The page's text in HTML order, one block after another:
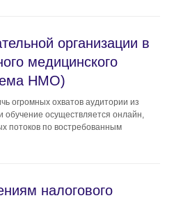
организации в
медицинского
НМО)
огромных охватов аудитории из
обучение осуществляется онлайн,
потоков по востребованным
налогового